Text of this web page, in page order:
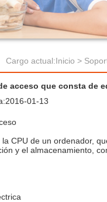
Cargo actual:Inicio >
acceso que consta de
01-13
CPU de un ordenador,
y el almacenamiento,